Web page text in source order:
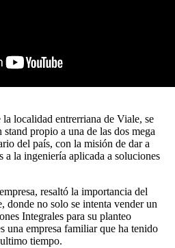
localidad entrerriana de Viale, se
propio a una de las dos mega
del país, con la misión de dar a
a la ingeniería aplicada a soluciones
resaltó la importancia del
donde no solo se intenta vender un
Integrales para su planteo
una empresa familiar que ha tenido
tiempo.